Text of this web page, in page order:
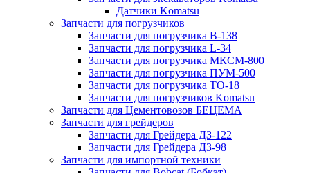
Датчики Komatsu
Запчасти для погрузчиков
Запчасти для погрузчика B-138
Запчасти для погрузчика L-34
Запчасти для погрузчика МКСМ-800
Запчасти для погрузчика ПУМ-500
Запчасти для погрузчика ТО-18
Запчасти для погрузчиков Komatsu
Запчасти для Цементовозов БЕЦЕМА
Запчасти для грейдеров
Запчасти для Грейдера ДЗ-122
Запчасти для Грейдера ДЗ-98
Запчасти для импортной техники